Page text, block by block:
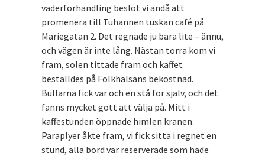
väderförhandling beslöt vi ändå att
promenera till Tuhannen tuskan café på
Mariegatan 2. Det regnade ju bara lite – ännu,
och vägen är inte lång. Nästan torra kom vi
fram, solen tittade fram och kaffet
beställdes på Folkhälsans bekostnad.
Bullarna fick var och en stå för själv, och det
fanns mycket gott att välja på. Mitt i
kaffestunden öppnade himlen kranen.
Paraplyer åkte fram, vi fick sitta i regnet en
stund, alla bord var reserverade som hade